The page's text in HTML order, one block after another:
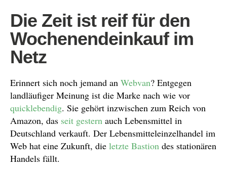
Die Zeit ist reif für den
Wochenendeinkauf im
Netz
Erinnert sich noch jemand an Webvan? Entgegen
landläufiger Meinung ist die Marke nach wie vor
quicklebendig. Sie gehört inzwischen zum Reich von
Amazon, das seit gestern auch Lebensmittel in
Deutschland verkauft. Der Lebensmitteleinzelhandel im
Web hat eine Zukunft, die letzte Bastion des stationären
Handels fällt.